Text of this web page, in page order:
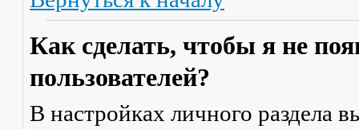
Как сделать, чтобы я не
пользователей?
В настройках личного раздела